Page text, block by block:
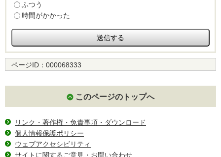
ふつう
時間がかかった
ページID： 000068333
このページのトップへ
リンク・著作権・免責事項・ダウンロード
個人情報保護ポリシー
ウェブアクセシビリティ
サイトに関するご意見・お問い合わせ